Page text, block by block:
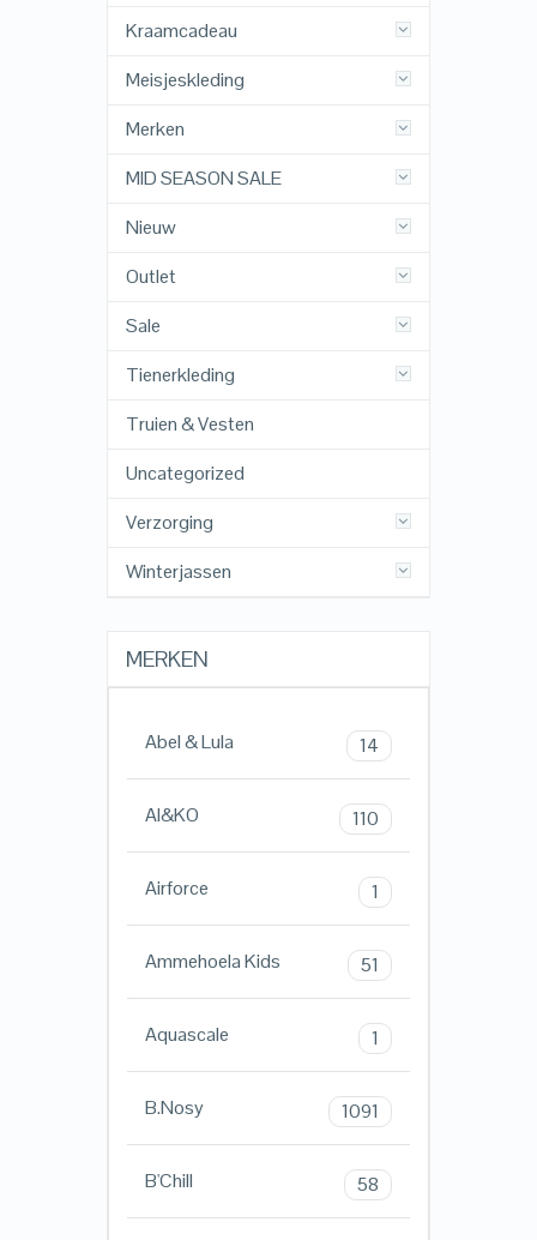
Kraamcadeau
Meisjeskleding
Merken
MID SEASON SALE
Nieuw
Outlet
Sale
Tienerkleding
Truien & Vesten
Uncategorized
Verzorging
Winterjassen
MERKEN
Abel & Lula 14
AI&KO 110
Airforce 1
Ammehoela Kids 51
Aquascale 1
B.Nosy 1091
B'Chill 58